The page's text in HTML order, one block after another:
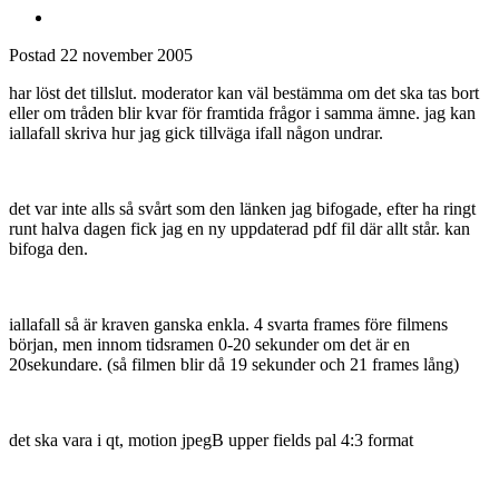
Postad 22 november 2005
har löst det tillslut. moderator kan väl bestämma om det ska tas bort
eller om tråden blir kvar för framtida frågor i samma ämne. jag kan
iallafall skriva hur jag gick tillväga ifall någon undrar.
det var inte alls så svårt som den länken jag bifogade, efter ha ringt
runt halva dagen fick jag en ny uppdaterad pdf fil där allt står. kan
bifoga den.
iallafall så är kraven ganska enkla. 4 svarta frames före filmens
början, men innom tidsramen 0-20 sekunder om det är en
20sekundare. (så filmen blir då 19 sekunder och 21 frames lång)
det ska vara i qt, motion jpegB upper fields pal 4:3 format